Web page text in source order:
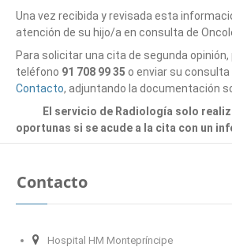
Una vez recibida y revisada esta
atención de su hijo/a en consulta de
Para solicitar una cita de segunda opinión,
teléfono 91 708 99 35 o enviar su
Contacto, adjuntando la documentación
El servicio de Radiología solo
oportunas si se acude a la cita con un
Contacto
Hospital HM Montepríncipe